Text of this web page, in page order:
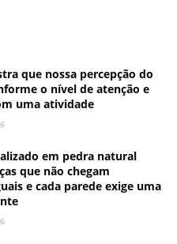
que nossa percepção do
o nível de atenção e
uma atividade
em pedra natural
que não chegam
e cada parede exige uma